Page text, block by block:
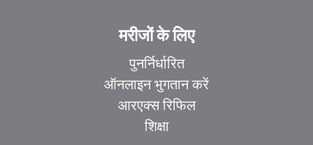
मरीजों के लिए
पुनर्निर्धारित
ऑनलाइन भुगतान करें
आरएक्स रिफिल
शिक्षा